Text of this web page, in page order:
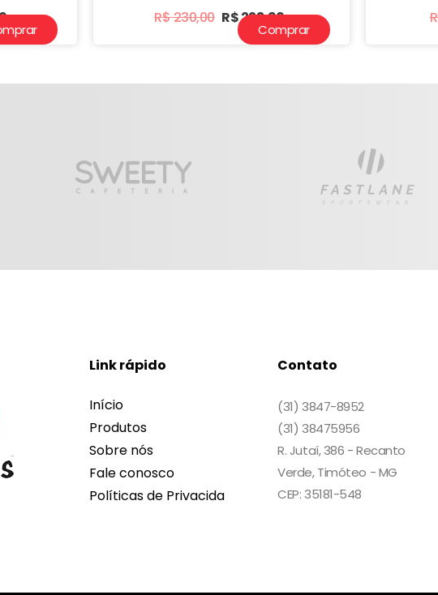
R$230,00 R$223,90
Comprar
Link rápido
Início
Produtos
Sobre nós
Fale conosco
Políticas de Privacida
Contato
(31) 3847-8952
(31) 38475956
R. Jutaí, 386 - Recanto
Verde, Timóteo - MG
CEP: 35181-548